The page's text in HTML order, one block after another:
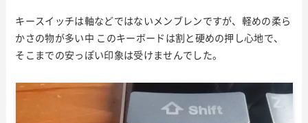
キースイッチは軸などではないメンブレンですが、軽めの柔ら
かさの物が多い中 このキーボードは割と硬めの押し心地で、
そこまでの安っぽい印象は受けませんでした。